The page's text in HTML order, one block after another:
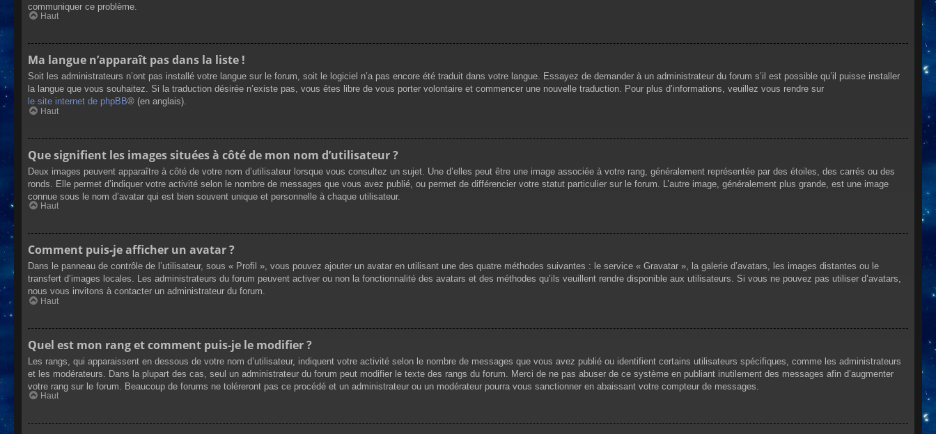
communiquer ce problème.
Haut
Ma langue n’apparaît pas dans la liste !
Soit les administrateurs n’ont pas installé votre langue sur le forum, soit le logiciel n’a pas encore été traduit dans votre langue. Essayez de demander à un administrateur du forum s’il est possible qu’il puisse installer
la langue que vous souhaitez. Si la traduction désirée n’existe pas, vous êtes libre de vous porter volontaire et commencer une nouvelle traduction. Pour plus d’informations, veuillez vous rendre sur
le site internet de phpBB® (en anglais).
Haut
Que signifient les images situées à côté de mon nom d’utilisateur ?
Deux images peuvent apparaître à côté de votre nom d’utilisateur lorsque vous consultez un sujet. Une d’elles peut être une image associée à votre rang, généralement représentée par des étoiles, des carrés ou des
ronds. Elle permet d’indiquer votre activité selon le nombre de messages que vous avez publié, ou permet de différencier votre statut particulier sur le forum. L’autre image, généralement plus grande, est une image
connue sous le nom d’avatar qui est bien souvent unique et personnelle à chaque utilisateur.
Haut
Comment puis-je afficher un avatar ?
Dans le panneau de contrôle de l’utilisateur, sous « Profil », vous pouvez ajouter un avatar en utilisant une des quatre méthodes suivantes : le service « Gravatar », la galerie d’avatars, les images distantes ou le
transfert d’images locales. Les administrateurs du forum peuvent activer ou non la fonctionnalité des avatars et des méthodes qu’ils veuillent rendre disponible aux utilisateurs. Si vous ne pouvez pas utiliser d’avatars,
nous vous invitons à contacter un administrateur du forum.
Haut
Quel est mon rang et comment puis-je le modifier ?
Les rangs, qui apparaissent en dessous de votre nom d’utilisateur, indiquent votre activité selon le nombre de messages que vous avez publié ou identifient certains utilisateurs spécifiques, comme les administrateurs
et les modérateurs. Dans la plupart des cas, seul un administrateur du forum peut modifier le texte des rangs du forum. Merci de ne pas abuser de ce système en publiant inutilement des messages afin d’augmenter
votre rang sur le forum. Beaucoup de forums ne toléreront pas ce procédé et un administrateur ou un modérateur pourra vous sanctionner en abaissant votre compteur de messages.
Haut